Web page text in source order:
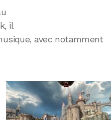
il
avec notamment